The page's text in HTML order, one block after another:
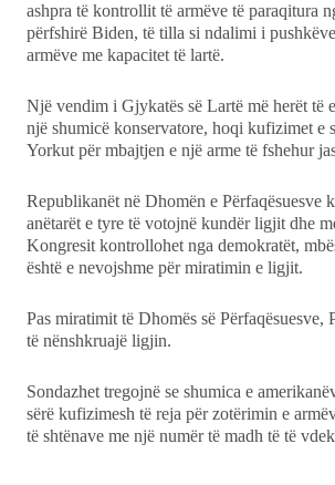
ashpra të kontrollit të armëve të paraqitura
përfshirë Biden, të tilla si ndalimi i
armëve me kapacitet të lartë.
Një vendim i Gjykatës së Lartë më herët të
një shumicë konservatore, hoqi kufizimet e
Yorkut për mbajtjen e një arme të fshehur
Republikanët në Dhomën e Përfaqësuesve
anëtarët e tyre të votojnë kundër ligjit dhe
Kongresit kontrollohet nga demokratët,
është e nevojshme për miratimin e ligjit.
Pas miratimit të Dhomës së Përfaqësuesve,
të nënshkruajë ligjin.
Sondazhet tregojnë se shumica e
sërë kufizimesh të reja për zotërimin e
të shtënave me një numër të madh të të